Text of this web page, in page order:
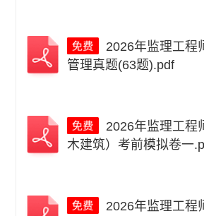
管理真题(63题).pdf
木建筑）考前模拟卷一